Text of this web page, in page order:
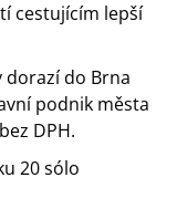
cestujícím lepší
dorazí do Brna
podnik města
DPH.
20 sólo